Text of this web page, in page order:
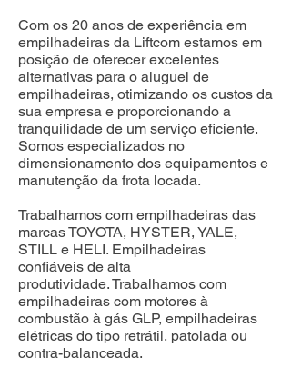
Com os 20 anos de experiência em
empilhadeiras da Liftcom estamos em
posição de oferecer excelentes
alternativas para o aluguel de
empilhadeiras, otimizando os custos da
sua empresa e proporcionando a
tranquilidade de um serviço eficiente.
Somos especializados no
dimensionamento dos equipamentos e
manutenção da frota locada.
Trabalhamos com empilhadeiras das
marcas TOYOTA, HYSTER, YALE,
STILL e HELI. Empilhadeiras
confiáveis de alta
produtividade.Trabalhamos com
empilhadeiras com motores à
combustão à gás GLP, empilhadeiras
elétricas do tipo retrátil, patolada ou
contra-balanceada.